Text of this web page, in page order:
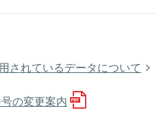
されているデータについて
の変更案内